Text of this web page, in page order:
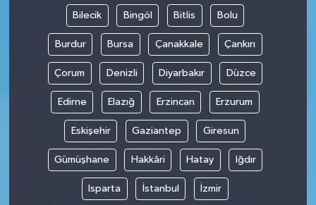
Bilecik Bingöl Bitlis Bolu
Burdur Bursa Çanakkale Çankırı
Çorum Denizli Diyarbakır Düzce
Edirne Elazığ Erzincan Erzurum
Eskişehir Gaziantep Giresun
Gümüşhane Hakkâri Hatay Iğdır
Isparta İstanbul İzmir